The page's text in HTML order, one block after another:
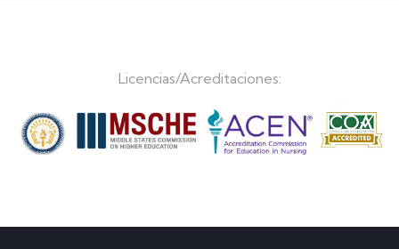
Licencias/Acreditaciones: